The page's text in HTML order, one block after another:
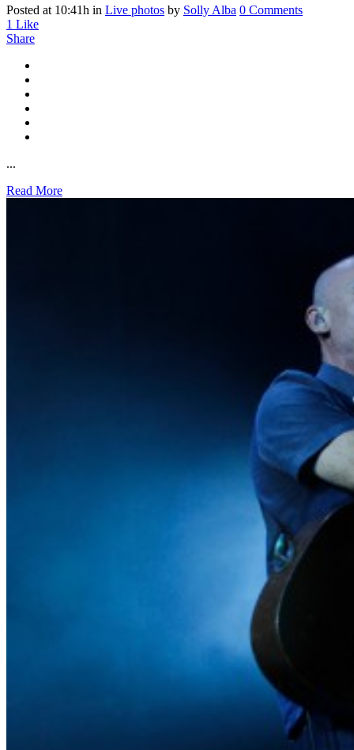
Posted at 10:41h in Live photos by Solly Alba 0 Comments
1 Like
Share
...
Read More